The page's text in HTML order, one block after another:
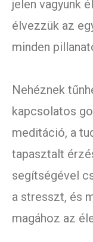
jelen vagyunk
élvezzük az
minden
Nehéznek
kapcsolatos
meditáció, a
tapasztalt
segítségével
a stresszt, és
magához az